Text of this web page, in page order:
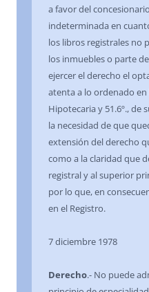
a favor del
indeterminada en
los libros registrales no
los inmuebles o parte
ejercer el derecho el
atenta a lo ordenado en
Hipotecaria y 51.6º., de
la necesidad de que
extensión del derecho
como a la claridad que
registral y al superior
por lo que, en
en el Registro.
7 diciembre 1978
Derecho.- No puede